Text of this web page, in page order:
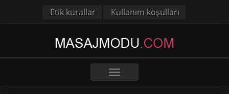
Etik kurallar Kullanım koşulları
Toggle